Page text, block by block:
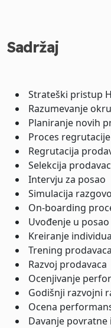
Sadržaj
Strateški pristup
Razumevanje
Planiranje novih
Proces
Regrutacija
Selekcija
Intervju za posao
Simulacija
On-boarding
Uvođenje u
Kreiranje
Trening prodavaca
Razvoj prodavaca
Ocenjivanje
Godišnji razvojni
Ocena
Davanje